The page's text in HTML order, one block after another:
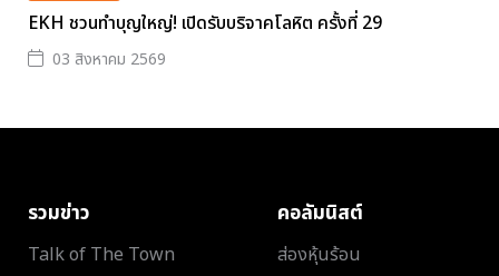
EKH ชวนทำบุญใหญ่! เปิดรับบริจาคโลหิต ครั้งที่ 29
03 สิงหาคม 2569
รวมข่าว
Talk of The Town
คอลัมนิสต์
ส่องหุ้นร้อน